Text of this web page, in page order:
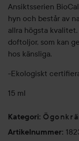
Ansiktsserien
hyn och består av
allra högsta
doftoljor, som kan
hos känsliga.
-Ekologiskt
15 ml
Kategori:
Artikelnummer: